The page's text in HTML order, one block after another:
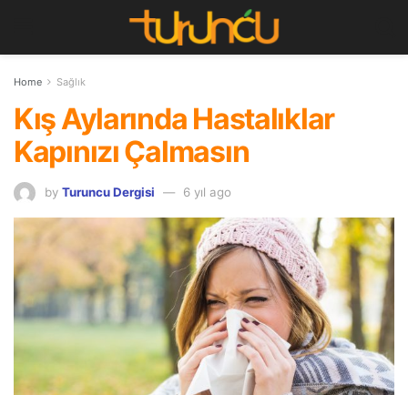
Home Sağlık
Kış Aylarında Hastalıklar
Kapınızı Çalmasın
by Turuncu Dergisi 6 yıl ago